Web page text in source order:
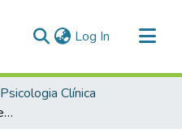
Log In (current)
Psicologia Clínica
Da “voz em off” à palavra escrita: o testemunho do corpo falante em O Escafandro e a Borboleta.